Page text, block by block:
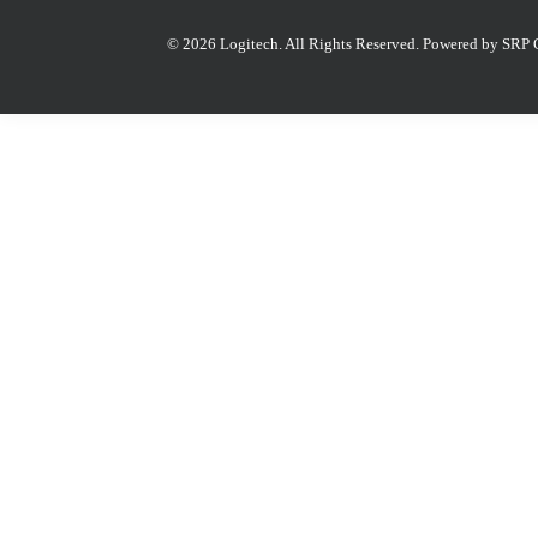
© 2026 Logitech. All Rights Reserved. Powered by